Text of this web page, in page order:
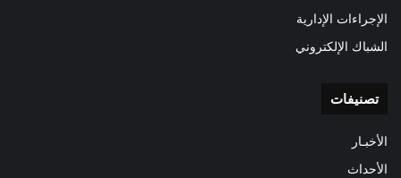
الإجراءات الإدارية
الشباك الإلكتروني
تصنيفات
الأخبـار
الأحداث